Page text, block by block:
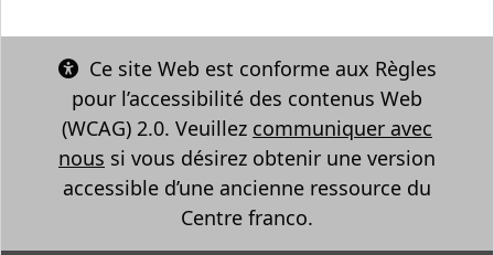
Ce site Web est conforme aux Règles
pour l’accessibilité des contenus Web
(WCAG) 2.0. Veuillez communiquer avec
nous si vous désirez obtenir une version
accessible d’une ancienne ressource du
Centre franco.